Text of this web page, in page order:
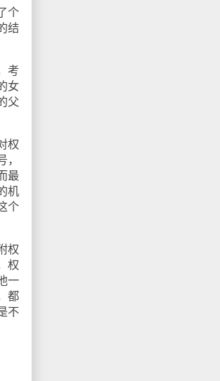
个
结
考
女
父
权
最
机
个
权
权
一
都
不